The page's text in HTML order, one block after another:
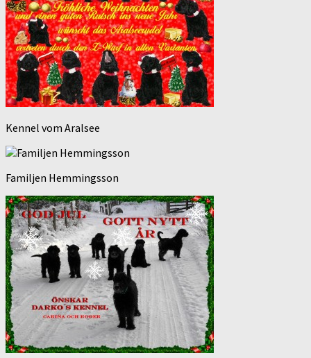
Kennel vom Aralsee
Familjen Hemmingsson